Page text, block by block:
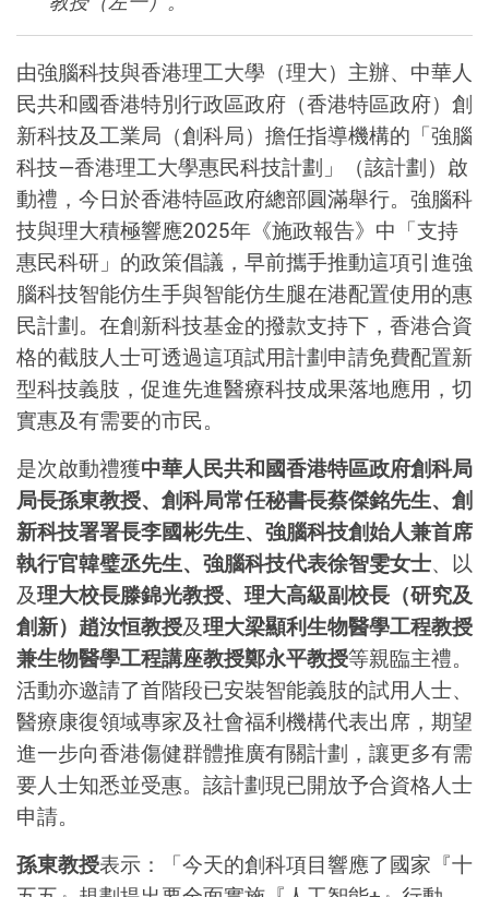
由強腦科技與香港理工大學（理大）主辦、中華人
民共和國香港特別行政區政府（香港特區政府）創
新科技及工業局（創科局）擔任指導機構的「強腦
科技—香港理工大學惠民科技計劃」（該計劃）啟
動禮，今日於香港特區政府總部圓滿舉行。強腦科
技與理大積極響應2025年《施政報告》中「支持
惠民科研」的政策倡議，早前攜手推動這項引進強
腦科技智能仿生手與智能仿生腿在港配置使用的惠
民計劃。在創新科技基金的撥款支持下，香港合資
格的截肢人士可透過這項試用計劃申請免費配置新
型科技義肢，促進先進醫療科技成果落地應用，切
實惠及有需要的市民。
是次啟動禮獲中華人民共和國香港特區政府創科局
局長孫東教授、創科局常任秘書長蔡傑銘先生、創
新科技署署長李國彬先生、強腦科技創始人兼首席
執行官韓璧丞先生、強腦科技代表徐智雯女士、以
及理大校長滕錦光教授、理大高級副校長（研究及
創新）趙汝恒教授及理大梁顯利生物醫學工程教授
兼生物醫學工程講座教授鄭永平教授等親臨主禮。
活動亦邀請了首階段已安裝智能義肢的試用人士、
醫療康復領域專家及社會福利機構代表出席，期望
進一步向香港傷健群體推廣有關計劃，讓更多有需
要人士知悉並受惠。該計劃現已開放予合資格人士
申請。
孫東教授表示：「今天的創科項目響應了國家『十